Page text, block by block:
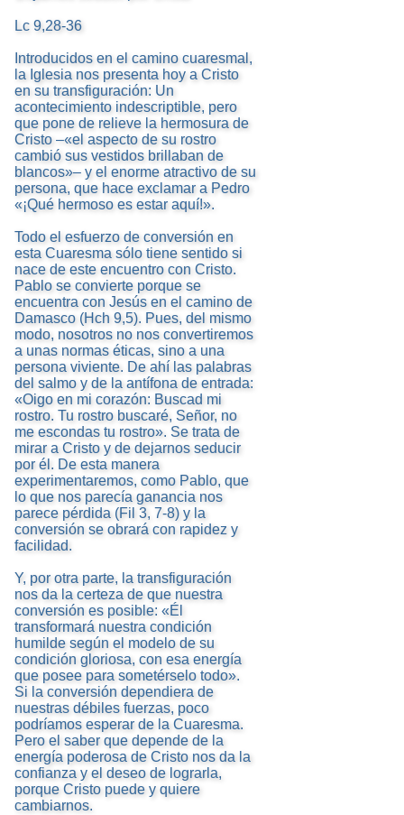
Lc 9,28-36
Introducidos en el camino cuaresmal,
la Iglesia nos presenta hoy a Cristo
en su transfiguración: Un
acontecimiento indescriptible, pero
que pone de relieve la hermosura de
Cristo –«el aspecto de su rostro
cambió sus vestidos brillaban de
blancos»– y el enorme atractivo de su
persona, que hace exclamar a Pedro
«¡Qué hermoso es estar aquí!».
Todo el esfuerzo de conversión en
esta Cuaresma sólo tiene sentido si
nace de este encuentro con Cristo.
Pablo se convierte porque se
encuentra con Jesús en el camino de
Damasco (Hch 9,5). Pues, del mismo
modo, nosotros no nos convertiremos
a unas normas éticas, sino a una
persona viviente. De ahí las palabras
del salmo y de la antífona de entrada:
«Oigo en mi corazón: Buscad mi
rostro. Tu rostro buscaré, Señor, no
me escondas tu rostro». Se trata de
mirar a Cristo y de dejarnos seducir
por él. De esta manera
experimentaremos, como Pablo, que
lo que nos parecía ganancia nos
parece pérdida (Fil 3, 7-8) y la
conversión se obrará con rapidez y
facilidad.
Y, por otra parte, la transfiguración
nos da la certeza de que nuestra
conversión es posible: «Él
transformará nuestra condición
humilde según el modelo de su
condición gloriosa, con esa energía
que posee para sometérselo todo».
Si la conversión dependiera de
nuestras débiles fuerzas, poco
podríamos esperar de la Cuaresma.
Pero el saber que depende de la
energía poderosa de Cristo nos da la
confianza y el deseo de lograrla,
porque Cristo puede y quiere
cambiarnos.